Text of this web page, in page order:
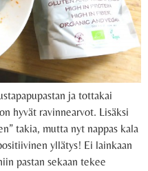
ja tottakai
hyvät ravinnearvot. Lisäksi
takia, mutta nyt nappas kala
yllätys! Ei lainkaan
pastan sekaan tekee